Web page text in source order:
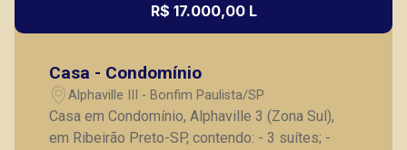
R$ 17.000,00 L
Casa - Condomínio
Alphaville III - Bonfim Paulista/SP
Casa em Condomínio, Alphaville 3 (Zona Sul),
em Ribeirão Preto-SP, contendo: - 3 suítes; -